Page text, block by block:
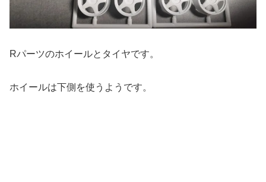
Rパーツのホイールとタイヤです。
ホイールは下側を使うようです。